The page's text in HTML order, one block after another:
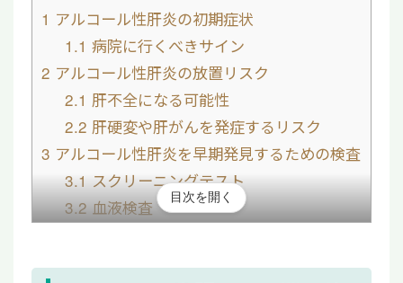
1 アルコール性肝炎の初期症状
1.1 病院に行くべきサイン
2 アルコール性肝炎の放置リスク
2.1 肝不全になる可能性
2.2 肝硬変や肝がんを発症するリスク
3 アルコール性肝炎を早期発見するための検査
3.1スクリーニングテスト
3.2血液検査
目次を開く